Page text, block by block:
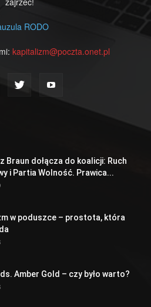
RODO
kapitalizm@poczta.onet.pl
Braun dołącza do koalicji: Ruch
i Partia Wolność. Prawica...
w poduszce – prostota, która
Amber Gold – czy było warto?